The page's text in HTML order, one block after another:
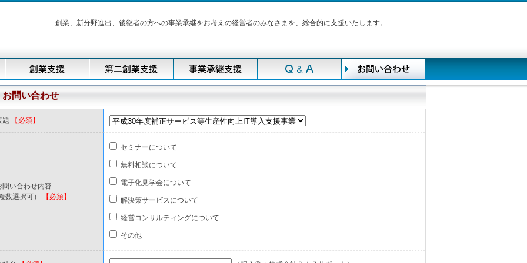
創業、新分野進出、後継者の方への事業承継をお考えの経営者のみなさまを、総合的に支援いたします。
お問い合わせ
【必須】
い合わせ内容
数選択可）
【必須】
セミナーについて
無料相談について
電子化見学会について
解決策サービスについて
経営コンサルティングについて
その他